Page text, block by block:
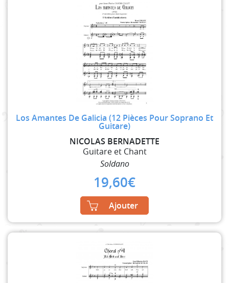
Los Amantes De Galicia (12 Pièces Pour Soprano Et
Guitare)
NICOLAS BERNADETTE
Guitare et Chant
Soldano
19,60€
Ajouter